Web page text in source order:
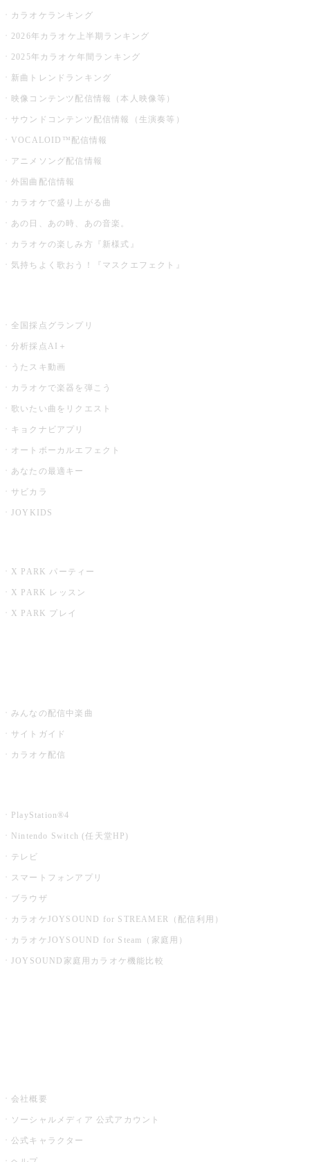
カラオケランキング
2026年カラオケ上半期ランキング
2025年カラオケ年間ランキング
新曲トレンドランキング
映像コンテンツ配信情報（本人映像等）
サウンドコンテンツ配信情報（生演奏等）
VOCALOID™配信情報
アニメソング配信情報
外国曲配信情報
カラオケで盛り上がる曲
あの日、あの時、あの音楽。
カラオケの楽しみ方『新様式』
気持ちよく歌おう！『マスクエフェクト』
全国採点グランプリ
分析採点AI＋
うたスキ動画
カラオケで楽器を弾こう
歌いたい曲をリクエスト
キョクナビアプリ
オートボーカルエフェクト
あなたの最適キー
サビカラ
JOYKIDS
X PARK パーティー
X PARK レッスン
X PARK プレイ
みんなの配信中楽曲
サイトガイド
カラオケ配信
PlayStation®4
Nintendo Switch (任天堂HP)
テレビ
スマートフォンアプリ
ブラウザ
カラオケJOYSOUND for STREAMER（配信利用）
カラオケJOYSOUND for Steam（家庭用）
JOYSOUND家庭用カラオケ機能比較
会社概要
ソーシャルメディア 公式アカウント
公式キャラクター